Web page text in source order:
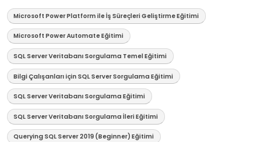
Microsoft Power Platform ile İş Süreçleri Geliştirme Eğitimi
Microsoft Power Automate Eğitimi
SQL Server Veritabanı Sorgulama Temel Eğitimi
Bilgi Çalışanları için SQL Server Sorgulama Eğitimi
SQL Server Veritabanı Sorgulama Eğitimi
SQL Server Veritabanı Sorgulama İleri Eğitimi
Querying SQL Server 2019 (Beginner) Eğitimi